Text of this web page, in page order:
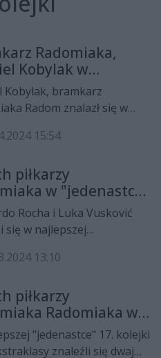
Radomiaka,
Kobylak w
26. kolejki PKO
Kobylak, bramkarz
Radom znalazł się w
15:54
piłkarzy
w "jedenastce"
PKO Ekstraklasy
Rocha i Luka Vusković
się w najlepszej
13:10
piłkarzy
Radomiaka w
17. kolejki
"jedenastce" 17. kolejki
znaleźli się dwaj